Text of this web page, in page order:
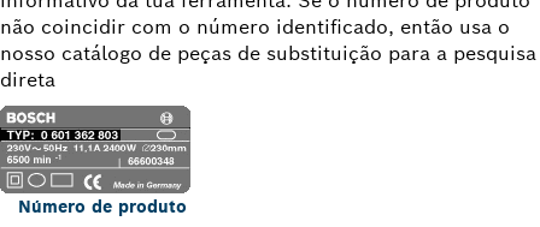
não coincidir com o número identificado, então usa o
nosso catálogo de peças de substituição para a pesquisa
direta
Número de produto